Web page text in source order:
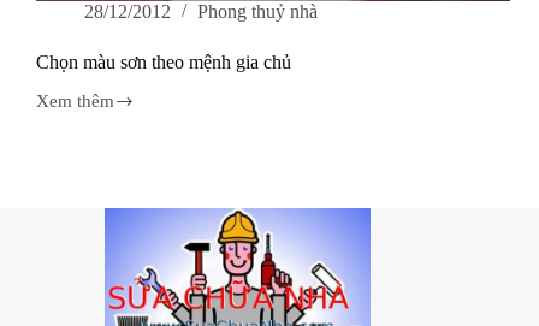
28/12/2012 Phong thuỷ nhà
Chọn màu sơn theo mệnh gia chủ
Xem thêm
Chọn